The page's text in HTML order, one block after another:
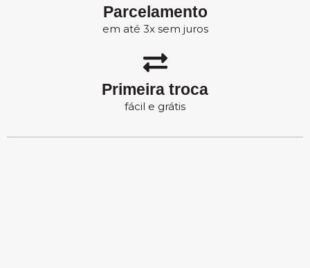
Parcelamento
em até 3x sem juros
Primeira troca
fácil e grátis